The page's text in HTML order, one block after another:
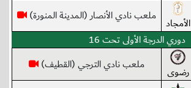
الأمجاد
ملعب نادي الأنصار (المدينة المنورة)
دوري الدرجة الأولى تحت 16
رضوى ملعب نادي الترجي (القطيف)